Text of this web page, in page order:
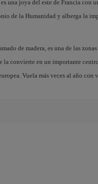
una joya del este de Francia con
de la Humanidad y alberga la
de madera, es una de las
la convierte en un importante
Vuela más veces al año con